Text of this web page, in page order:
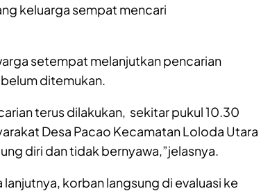
keluarga sempat mencari
setempat melanjutkan pencarian
ditemukan.
terus dilakukan, sekitar pukul 10.30
Desa Pacao Kecamatan Loloda Utara
diri dan tidak bernyawa,”jelasnya.
korban langsung di evaluasi ke